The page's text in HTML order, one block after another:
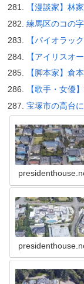
【漫談家】林
練馬区のコの
【パイオラッ
【アイリスオ
【脚本家】倉
【歌手・女優
宝塚市の高台